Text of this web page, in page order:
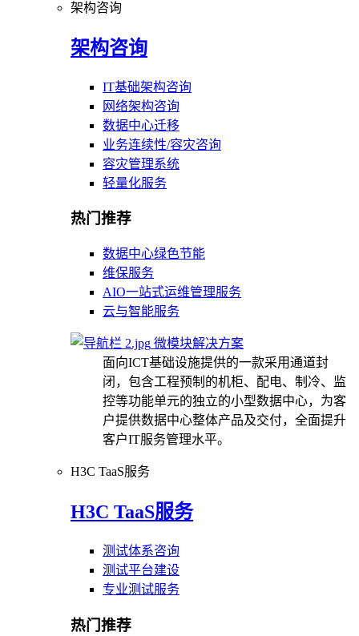
架构咨询
架构咨询
IT基础架构咨询
网络架构咨询
数据中心迁移
业务连续性/容灾咨询
容灾管理系统
轻量化服务
热门推荐
数据中心绿色节能
维保服务
AIO一站式运维管理服务
云与智能服务
微模块解决方案
面向ICT基础设施提供的一款采用通道封
闭，包含工程预制的机柜、配电、制冷、监
控等功能单元的独立的小型数据中心，为客
户提供数据中心整体产品及交付，全面提升
客户IT服务管理水平。
H3C TaaS服务
H3C TaaS服务
测试体系咨询
测试平台建设
专业测试服务
热门推荐